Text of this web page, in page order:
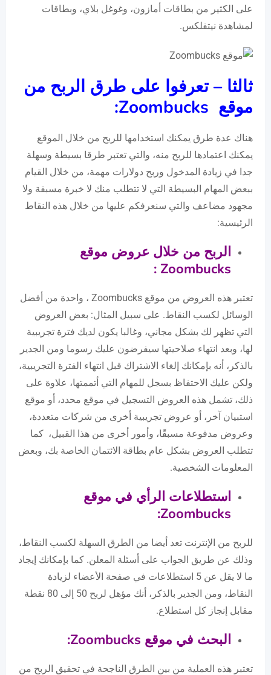
على الكثير من بطاقات أمازون، وغوغل بلاي، وبطاقات
لمشاهدة نيتفلكس.
ثالثا – تعرفوا على طرق الربح من
موقع Zoombucks
:
هناك عدة طرق يمكنك استخدامها للربح من خلال الموقع
يمكنك اعتمادها للربح منه، والتي تعتبر طرقا بسيطة وسهلة
جدا في زيادة المدخول وربح دولارات مهمة، من خلال القيام
ببعض المهام البسيطة التي لا تتطلب منك لا خبرة مسبقة ولا
مجهود مضاعف والتي سنعرفكم عليها من خلال هذه النقاط
الرئيسية:
الربح من خلال عروض موقع
Zoombucks
:
تعتبر هذه العروض من موقع Zoombucks ، واحدة من أفضل
الوسائل لكسب النقاط. على سبيل المثال: بعض العروض
التي تظهر لك بشكل مجاني، وغالبا يكون لديك فترة تجريبية
لها، وبعد انتهاء صلاحيتها سيفرضون عليك رسوما ومن الجدير
بالذكر، أنه بإمكانك إلغاء الاشتراك قبل انتهاء الفترة التجريبية،
ولكن عليك الاحتفاظ بسجل للمهام التي أتممتها، علاوة على
ذلك، تشمل هذه العروض التسجيل في موقع محدد، أو موقع
استبيان آخر، أو عروض تجريبية أخرى من شركات متعددة،
وعروض مدفوعة مسبقًا، وأمور أخرى من هذا القبيل، كما
تتطلب العروض بشكل عام بطاقة الائتمان الخاصة بك، وبعض
المعلومات الشخصية.
استطلاعات الرأي في موقع
Zoombucks
:
للربح من الإنترنت تعد أيضا من الطرق السهلة لكسب النقاط،
وذلك عن طريق الجواب على أسئلة المعلن. كما بإمكانك إيجاد
ما لا يقل عن 5 استطلاعات في صفحة الأعضاء لزيادة
النقاط، ومن الجدير بالذكر، أنك مؤهل لربح 50 إلى 80 نقطة
مقابل إنجاز كل استطلاع.
البحث في موقع Zoombucks
:
تعتبر هذه العملية من بين الطرق الناجحة في تحقيق الربح من